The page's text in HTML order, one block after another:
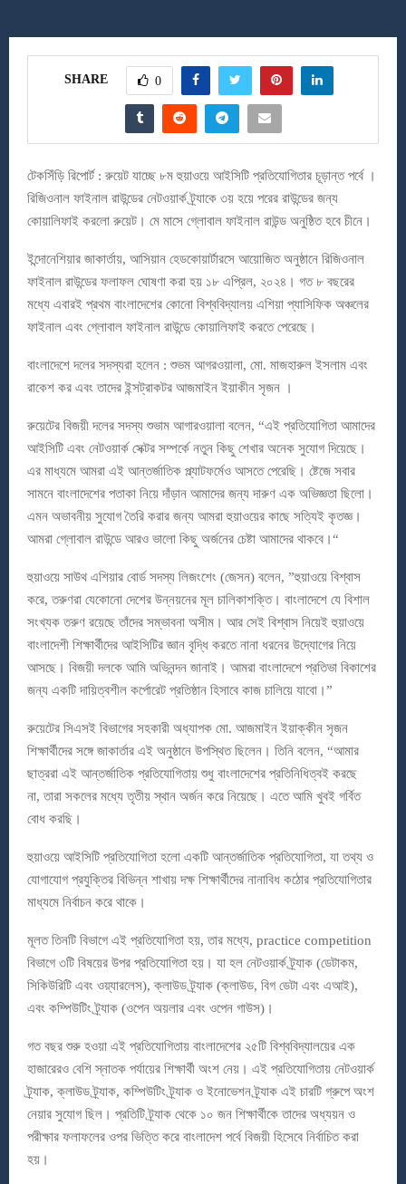
SHARE 0
টেকসিঁড়ি রিপোর্ট : রুয়েট যাচ্ছে ৮ম হুয়াওয়ে আইসিটি প্রতিযোগিতার চূড়ান্ত পর্বে ।
রিজিওনাল ফাইনাল রাউন্ডের নেটওয়ার্ক ট্র্যাকে ৩য় হয়ে পরের রাউন্ডের জন্য
কোয়ালিফাই করলো রুয়েট। মে মাসে গ্লোবাল ফাইনাল রাউন্ড অনুষ্ঠিত হবে চীনে।
ইন্দোনেশিয়ার জাকার্তায়, আসিয়ান হেডকোয়ার্টারসে আয়োজিত অনুষ্ঠানে রিজিওনাল
ফাইনাল রাউন্ডের ফলাফল ঘোষণা করা হয় ১৮ এপ্রিল, ২০২৪। গত ৮ বছরের
মধ্যে এবারই প্রথম বাংলাদেশের কোনো বিশ্ববিদ্যালয় এশিয়া প্যাসিফিক অঞ্চলের
ফাইনাল এবং গ্লোবাল ফাইনাল রাউন্ডে কোয়ালিফাই করতে পেরেছে।
বাংলাদেশে দলের সদস্যরা হলেন : শুভম আগরওয়ালা, মো. মাজহারুল ইসলাম এবং
রাকেশ কর এবং তাদের ইন্সট্রাকটর আজমাইন ইয়াকীন সৃজন ।
রুয়েটের বিজয়ী দলের সদস্য শুভাম আগারওয়ালা বলেন, “এই প্রতিযোগিতা আমাদের
আইসিটি এবং নেটওয়ার্ক সেক্টর সম্পর্কে নতুন কিছু শেখার অনেক সুযোগ দিয়েছে।
এর মাধ্যমে আমরা এই আন্তর্জাতিক প্ল্যাটফর্মেও আসতে পেরেছি। ষ্টেজে সবার
সামনে বাংলাদেশের পতাকা নিয়ে দাঁড়ান আমাদের জন্য দারুণ এক অভিজ্ঞতা ছিলো।
এমন অভাবনীয় সুযোগ তৈরি করার জন্য আমরা হুয়াওয়ের কাছে সত্যিই কৃতজ্ঞ।
আমরা গ্লোবাল রাউন্ডে আরও ভালো কিছু অর্জনের চেষ্টা আমাদের থাকবে।“
হুয়াওয়ে সাউথ এশিয়ার বোর্ড সদস্য লিজংশেং (জেসন) বলেন, ”হুয়াওয়ে বিশ্বাস
করে, তরুণরা যেকোনো দেশের উন্নয়নের মূল চালিকাশক্তি। বাংলাদেশে যে বিশাল
সংখ্যক তরুণ রয়েছে তাঁদের সম্ভাবনা অসীম। আর সেই বিশ্বাস নিয়েই হুয়াওয়ে
বাংলাদেশী শিক্ষার্থীদের আইসিটির জ্ঞান বৃদ্ধি করতে নানা ধরনের উদ্যোগের নিয়ে
আসছে। বিজয়ী দলকে আমি অভিনন্দন জানাই। আমরা বাংলাদেশে প্রতিভা বিকাশের
জন্য একটি দায়িত্বশীল কর্পোরেট প্রতিষ্ঠান হিসাবে কাজ চালিয়ে যাবো।”
রুয়েটের সিএসই বিভাগের সহকারী অধ্যাপক মো. আজমাইন ইয়াক্কীন সৃজন
শিক্ষার্থীদের সঙ্গে জাকার্তার এই অনুষ্ঠানে উপস্থিত ছিলেন। তিনি বলেন, “আমার
ছাত্ররা এই আন্তর্জাতিক প্রতিযোগিতায় শুধু বাংলাদেশের প্রতিনিধিত্বই করছে
না, তারা সকলের মধ্যে তৃতীয় স্থান অর্জন করে নিয়েছে। এতে আমি খুবই গর্বিত
বোধ করছি।
হুয়াওয়ে আইসিটি প্রতিযোগিতা হলো একটি আন্তর্জাতিক প্রতিযোগিতা, যা তথ্য ও
যোগাযোগ প্রযুক্তির বিভিন্ন শাখায় দক্ষ শিক্ষার্থীদের নানাবিধ কঠোর প্রতিযোগিতার
মাধ্যমে নির্বাচন করে থাকে।
মূলত তিনটি বিভাগে এই প্রতিযোগিতা হয়, তার মধ্যে, practice competition
বিভাগে ৩টি বিষয়ের উপর প্রতিযোগিতা হয়। যা হল নেটওয়ার্ক ট্র্যাক (ডেটাকম,
সিকিউরিটি এবং ওয়্যারলেস), ক্লাউড ট্র্যাক (ক্লাউড, বিগ ডেটা এবং এআই),
এবং কম্পিউটিং ট্র্যাক (ওপেন অয়লার এবং ওপেন গাউস)।
গত বছর শুরু হওয়া এই প্রতিযোগিতায় বাংলাদেশের ২৫টি বিশ্ববিদ্যালয়ের এক
হাজারেরও বেশি স্নাতক পর্যায়ের শিক্ষার্থী অংশ নেয়। এই প্রতিযোগিতায় নেটওয়ার্ক
ট্র্যাক, ক্লাউড ট্র্যাক, কম্পিউটিং ট্র্যাক ও ইনোভেশন ট্র্যাক এই চারটি গ্রুপে অংশ
নেয়ার সুযোগ ছিল। প্রতিটি ট্র্যাক থেকে ১০ জন শিক্ষার্থীকে তাদের অধ্যয়ন ও
পরীক্ষার ফলাফলের ওপর ভিত্তি করে বাংলাদেশ পর্বে বিজয়ী হিসেবে নির্বাচিত করা
হয়।